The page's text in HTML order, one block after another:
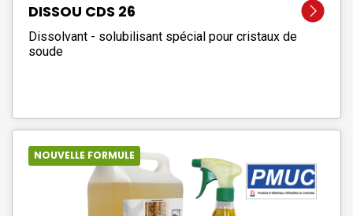
DISSOU CDS 26
Dissolvant - solubilisant spécial pour cristaux de
soude
NOUVELLE FORMULE